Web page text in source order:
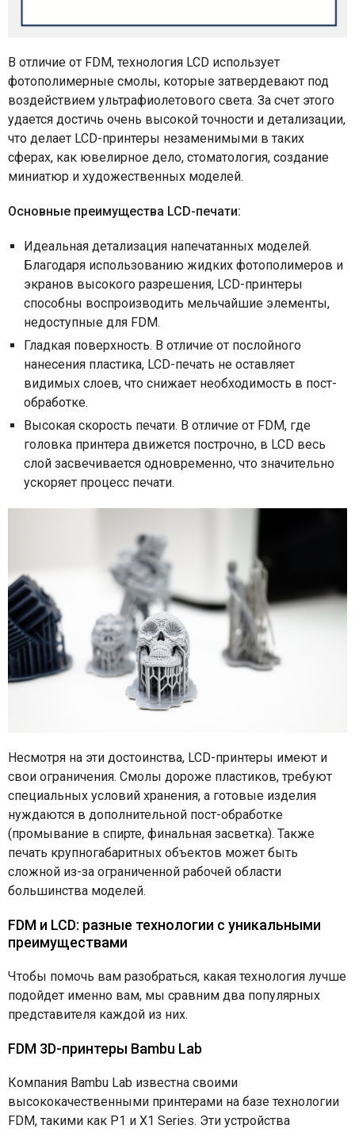
В отличие от FDM, технология LCD использует
фотополимерные смолы, которые затвердевают под
воздействием ультрафиолетового света. За счет этого
удается достичь очень высокой точности и детализации,
что делает LCD-принтеры незаменимыми в таких
сферах, как ювелирное дело, стоматология, создание
миниатюр и художественных моделей.
Основные преимущества LCD-печати:
Идеальная детализация напечатанных моделей.
Благодаря использованию жидких фотополимеров и
экранов высокого разрешения, LCD-принтеры
способны воспроизводить мельчайшие элементы,
недоступные для FDM.
Гладкая поверхность. В отличие от послойного
нанесения пластика, LCD-печать не оставляет
видимых слоев, что снижает необходимость в пост-
обработке.
Высокая скорость печати. В отличие от FDM, где
головка принтера движется построчно, в LCD весь
слой засвечивается одновременно, что значительно
ускоряет процесс печати.
Несмотря на эти достоинства, LCD-принтеры имеют и
свои ограничения. Смолы дороже пластиков, требуют
специальных условий хранения, а готовые изделия
нуждаются в дополнительной пост-обработке
(промывание в спирте, финальная засветка). Также
печать крупногабаритных объектов может быть
сложной из-за ограниченной рабочей области
большинства моделей.
FDM и LCD: разные технологии с уникальными
преимуществами
Чтобы помочь вам разобраться, какая технология лучше
подойдет именно вам, мы сравним два популярных
представителя каждой из них.
FDM 3D-принтеры Bambu Lab
Компания Bambu Lab известна своими
высококачественными принтерами на базе технологии
FDM, такими как P1 и X1 Series. Эти устройства